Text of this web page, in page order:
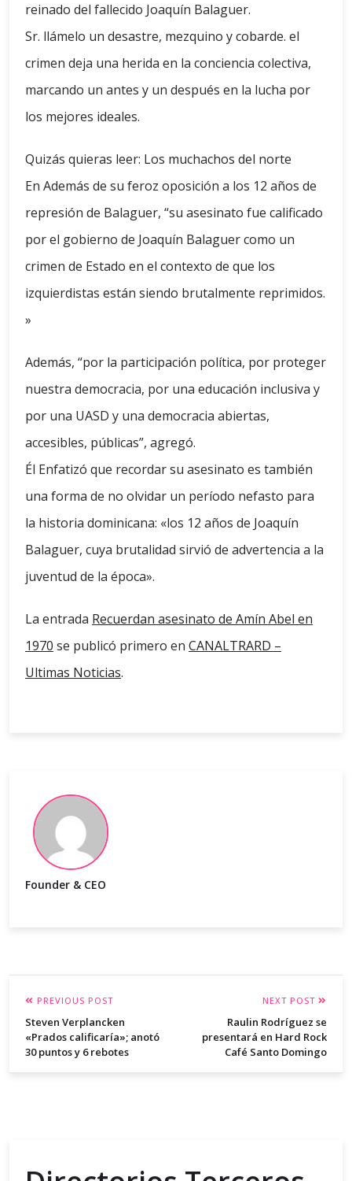
reinado del fallecido Joaquín Balaguer.
Sr. llámelo un desastre, mezquino y cobarde. el
crimen deja una herida en la conciencia colectiva,
marcando un antes y un después en la lucha por
los mejores ideales.
Quizás quieras leer: Los muchachos del norte
En Además de su feroz oposición a los 12 años de
represión de Balaguer, “su asesinato fue calificado
por el gobierno de Joaquín Balaguer como un
crimen de Estado en el contexto de que los
izquierdistas están siendo brutalmente reprimidos.
»
Además, “por la participación política, por proteger
nuestra democracia, por una educación inclusiva y
por una UASD y una democracia abiertas,
accesibles, públicas”, agregó.
Él Enfatizó que recordar su asesinato es también
una forma de no olvidar un período nefasto para
la historia dominicana: «los 12 años de Joaquín
Balaguer, cuya brutalidad sirvió de advertencia a la
juventud de la época».
La entrada Recuerdan asesinato de Amín Abel en
1970 se publicó primero en CANALTRARD –
Ultimas Noticias.
Founder & CEO
PREVIOUS POST
Steven Verplancken
«Prados calificaría»; anotó
30 puntos y 6 rebotes
NEXT POST
Raulin Rodríguez se
presentará en Hard Rock
Café Santo Domingo